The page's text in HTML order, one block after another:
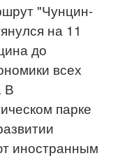
"Чунцин-
на 11
до
всех
В
парке
иностранным